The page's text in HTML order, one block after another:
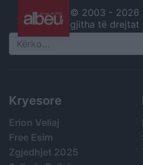
© 2003 - 2026
gjitha të drejtat
Search
Kryesore
Erion Veliaj
Free Esim
Zgjedhjet 2025